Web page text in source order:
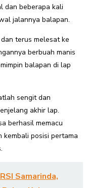
dan beberapa kali
jalannya balapan.
terus melesat ke
berbuah manis
balapan di lap
sengit dan
akhir lap.
berhasil memacu
kembali posisi pertama
Samarinda,